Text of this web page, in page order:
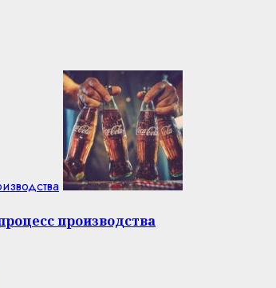
производства